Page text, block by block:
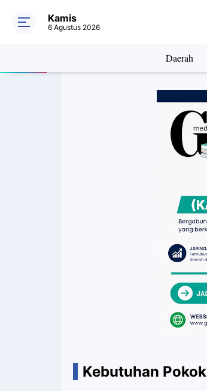
Kamis
6 Agustus 2026
Daerah
Kebutuhan Pokok